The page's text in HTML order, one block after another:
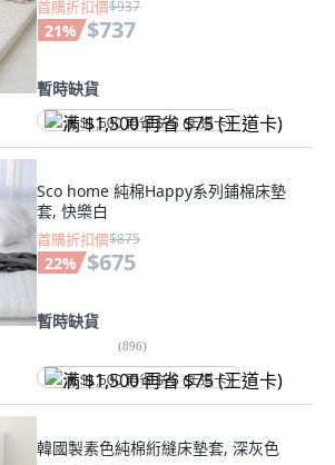
首購折扣價$937
21% $737
暫時缺貨
满 $1,500 再省 $75 (王道卡)
Sco home 純棉Happy系列鋪棉床墊
套, 快樂白
首購折扣價$875
22% $675
暫時缺貨
(896)
满 $1,500 再省 $75 (王道卡)
韓國製素色純棉絎縫床墊套, 深灰色